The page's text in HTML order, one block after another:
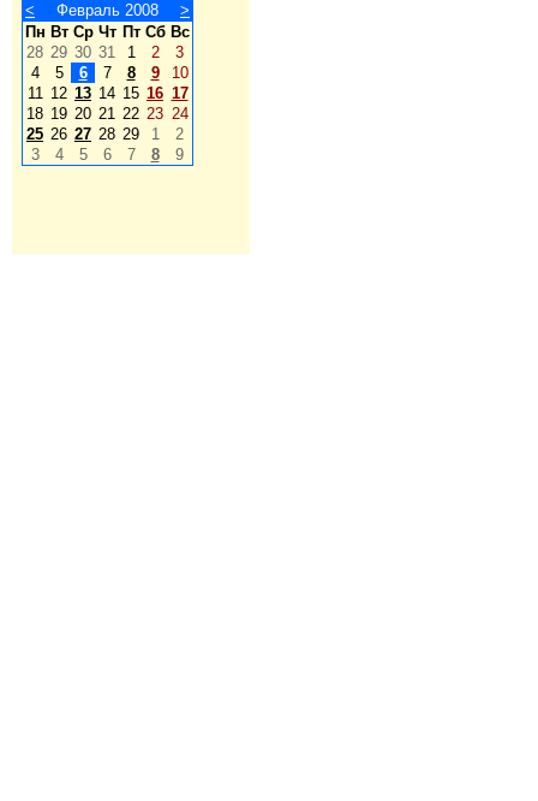
< Февраль 2008
>
Пн Вт Ср Чт Пт Сб Вс
28 29 30 31 1 2
3
4
5 6 7 8 9
10
11 12 13 14 15 16 17
18 19 20 21 22 23 24
25 26 27 28 29 1
2
3
4 5 6 7 8 9